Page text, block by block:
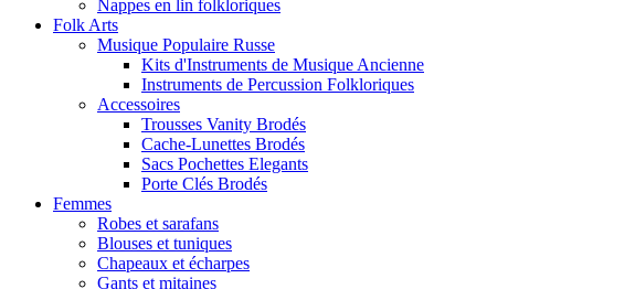
Nappes en lin folkloriques
Folk Arts
Musique Populaire Russe
Kits d'Instruments de Musique Ancienne
Instruments de Percussion Folkloriques
Accessoires
Trousses Vanity Brodés
Cache-Lunettes Brodés
Sacs Pochettes Elegants
Porte Clés Brodés
Femmes
Robes et sarafans
Blouses et tuniques
Chapeaux et écharpes
Gants et mitaines